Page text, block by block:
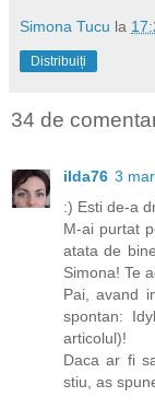
Simona Tucu la
Distribuiți
34 de
ilda76 3
:) Esti de-a
M-ai purtat
atata de
Simona! Te
Pai, avand
spontan:
articolul)!
Daca ar fi
stiu, as